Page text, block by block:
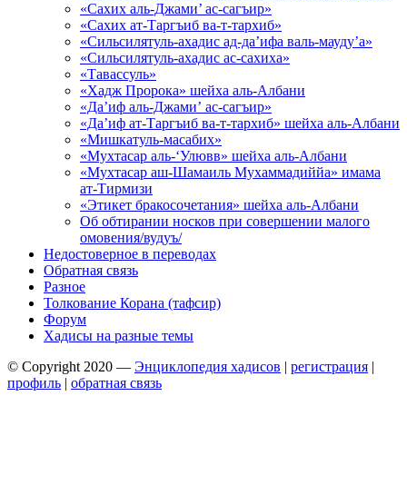
«Сахих аль-Джами’ ас-сагъир»
«Сахих ат-Таргъиб ва-т-тархиб»
«Сильсилятуль-ахадис ад-да’ифа валь-мауду’а»
«Сильсилятуль-ахадис ас-сахиха»
«Тавассуль»
«Хадж Пророка» шейха аль-Албани
«Да’иф аль-Джами’ ас-сагъир»
«Да’иф ат-Таргъиб ва-т-тархиб» шейха аль-Албани
«Мишкатуль-масабих»
«Мухтасар аль-‘Улювв» шейха аль-Албани
«Мухтасар аш-Шамаиль Мухаммадиййа» имама
ат-Тирмизи
«Этикет бракосочетания» шейха аль-Албани
Об обтирании носков при совершении малого
омовения/вудуъ/
Недостоверное в переводах
Обратная связь
Разное
Толкование Корана (тафсир)
Форум
Хадисы на разные темы
© Copyright 2020 — Энциклопедия хадисов | регистрация |
профиль | обратная связь